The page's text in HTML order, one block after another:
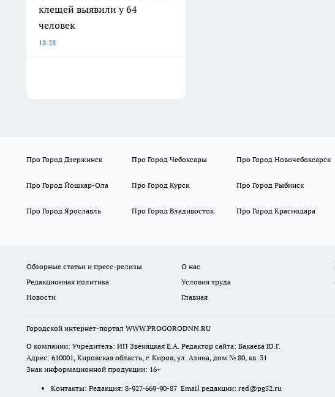
клещей выявили у 64
человек
18:28
Про Город Дзержинск Про Город Чебоксары Про Город Новочебоксарск
Про Город Йошкар-Ола Про Город Курск Про Город Рыбинск
Про Город Ярославль Про Город Владивосток Про Город Краснодара
Обзорные статьи и пресс-релизы О нас
Редакционная политика
Условия труда
Новости
Главная
Городской интернет-портал WWW.PROGORODNN.RU
О компании: Учредитель: ИП Звеняцкая Е.А. Редактор сайта: Бакаева Ю.Г.
Адрес: 610001, Кировская область, г. Киров, ул. Азина, дом № 80, кв. 31
Знак информационной продукции: 16+
Контакты: Редакция: 8-927-669-90-87 Email редакции: red@pg52.ru